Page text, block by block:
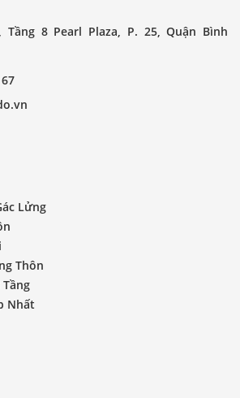
8 Pearl Plaza, P. 25, Quận Bình
Lửng
Thôn
Nhất